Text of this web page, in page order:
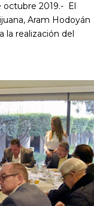
octubre 2019.- El
Aram Hodoyán
la realización del